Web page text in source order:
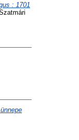
: 1701